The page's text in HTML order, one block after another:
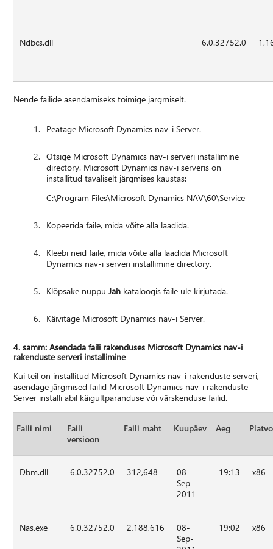
Ndbcs.dll 6.0.32752.0
Nende failide asendamiseks toimige järgmiselt.
Peatage Microsoft Dynamics nav-i Server.
Otsige Microsoft Dynamics nav-i serveri installimine
directory. Microsoft Dynamics nav-i serveris on
installitud tavaliselt järgmises kaustas:
C:\Program Files\Microsoft Dynamics NAV\60\Service
Kopeerida faile, mida võite alla laadida.
Kleebi neid faile, mida võite alla laadida Microsoft
Dynamics nav-i serveri installimine directory.
Klõpsake nuppuJah kataloogis faile üle kirjutada.
Käivitage Microsoft Dynamics nav-i Server.
4. samm: Asendada faili rakenduses Microsoft Dynamics nav-i
rakenduste serveri installimine
Kui teil on installitud Microsoft Dynamics nav-i rakenduste serveri,
asendage järgmised failid Microsoft Dynamics nav-i rakenduste
Server installi abil käigultparanduse või värskenduse failid.
Faili nimi
Faili
versioon
Faili maht Kuupäev Aeg
Dbm.dll 6.0.32752.0 312,648
08-
Sep-
2011
19:13 x86
Nas.exe 6.0.32752.0 2,188,616
08-
Sep-
19:02 x86